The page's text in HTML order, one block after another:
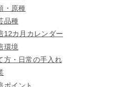
・原種
品種
12カ月カレンダー
環境
方・日常の手入れ